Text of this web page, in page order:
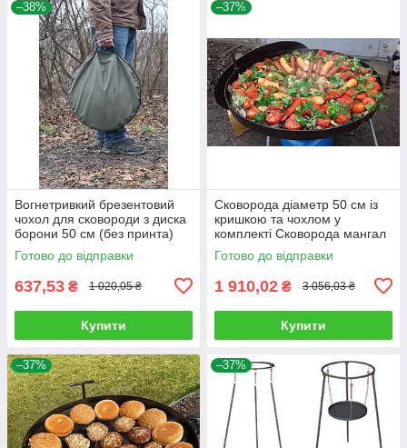
–38%
Вогнетривкий брезентовий
чохол для сковороди з диска
борони 50 см (без принта)
Готово до відправки
637,53 ₴ 1 020,05 ₴
Купити
–37%
Сковорода діаметр 50 см із
кришкою та чохлом у
комплекті Сковорода мангал
із диска борони
Готово до відправки
1 910,02 ₴ 3 056,03 ₴
Купити
–37% –37%